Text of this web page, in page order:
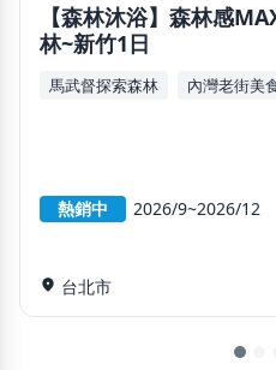
【森林沐浴】森林感
林~新竹1日
馬武督探索森林 內灣老街美
熱銷中 2026/9~2026/12
location_on 台北市